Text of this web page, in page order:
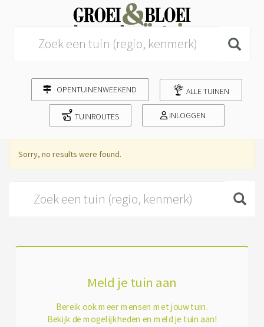
OPENTUINENWEEKEND ALLE TUINEN
TUINROUTES INLOGGEN
Sorry, no results were found.
Meld je tuin aan
Bereik ook meer mensen met jouw tuin.
Bekijk de mogelijkheden en meld je tuin aan!